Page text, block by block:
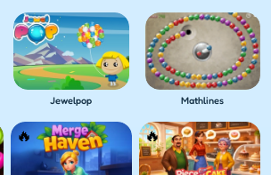
Jewelpop Mathlines